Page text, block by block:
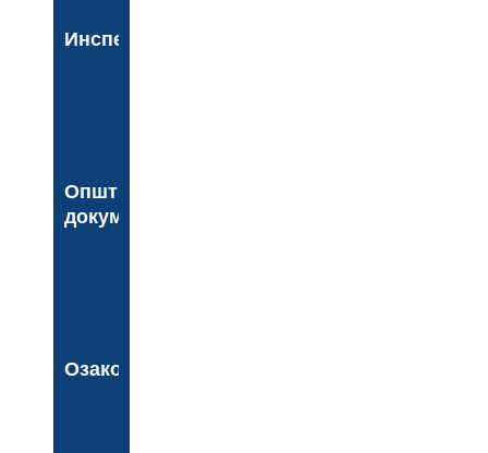
Инспекција
Општинска
документа
Озакоњење